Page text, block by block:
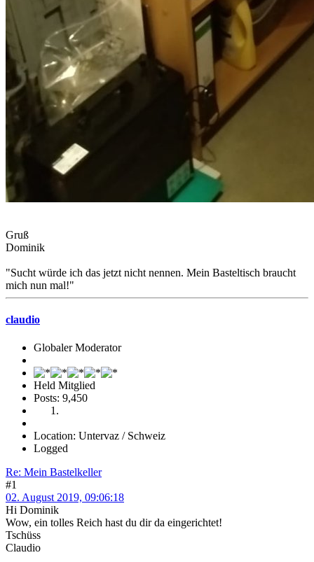
Gruß
Dominik
"Sucht würde ich das jetzt nicht nennen. Mein Basteltisch braucht
mich nun mal!"
claudio
Globaler Moderator
Held Mitglied
Posts: 9,450
Location: Untervaz / Schweiz
Logged
Re: Mein Bastelkeller
#1
02. August 2019, 09:06:18
Hi Dominik
Wow, ein tolles Reich hast du dir da eingerichtet!
Tschüss
Claudio